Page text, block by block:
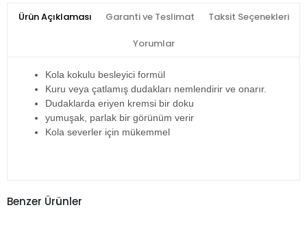
Ürün Açıklaması Garanti ve Teslimat Taksit Seçenekleri
Yorumlar
Kola kokulu besleyici formül
Kuru veya çatlamış dudakları nemlendirir ve onarır.
Dudaklarda eriyen kremsi bir doku
yumuşak, parlak bir görünüm verir
Kola severler için mükemmel
Benzer Ürünler